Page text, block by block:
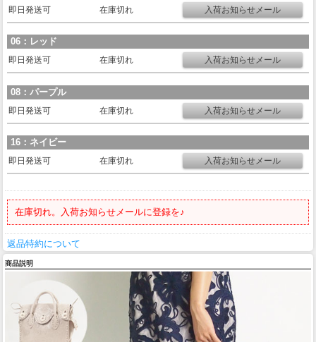
即日発送可 在庫切れ
06：レッド
即日発送可 在庫切れ
08：パープル
即日発送可 在庫切れ
16：ネイビー
即日発送可 在庫切れ
在庫切れ。入荷お知らせメールに登録を♪
返品特約について
商品説明